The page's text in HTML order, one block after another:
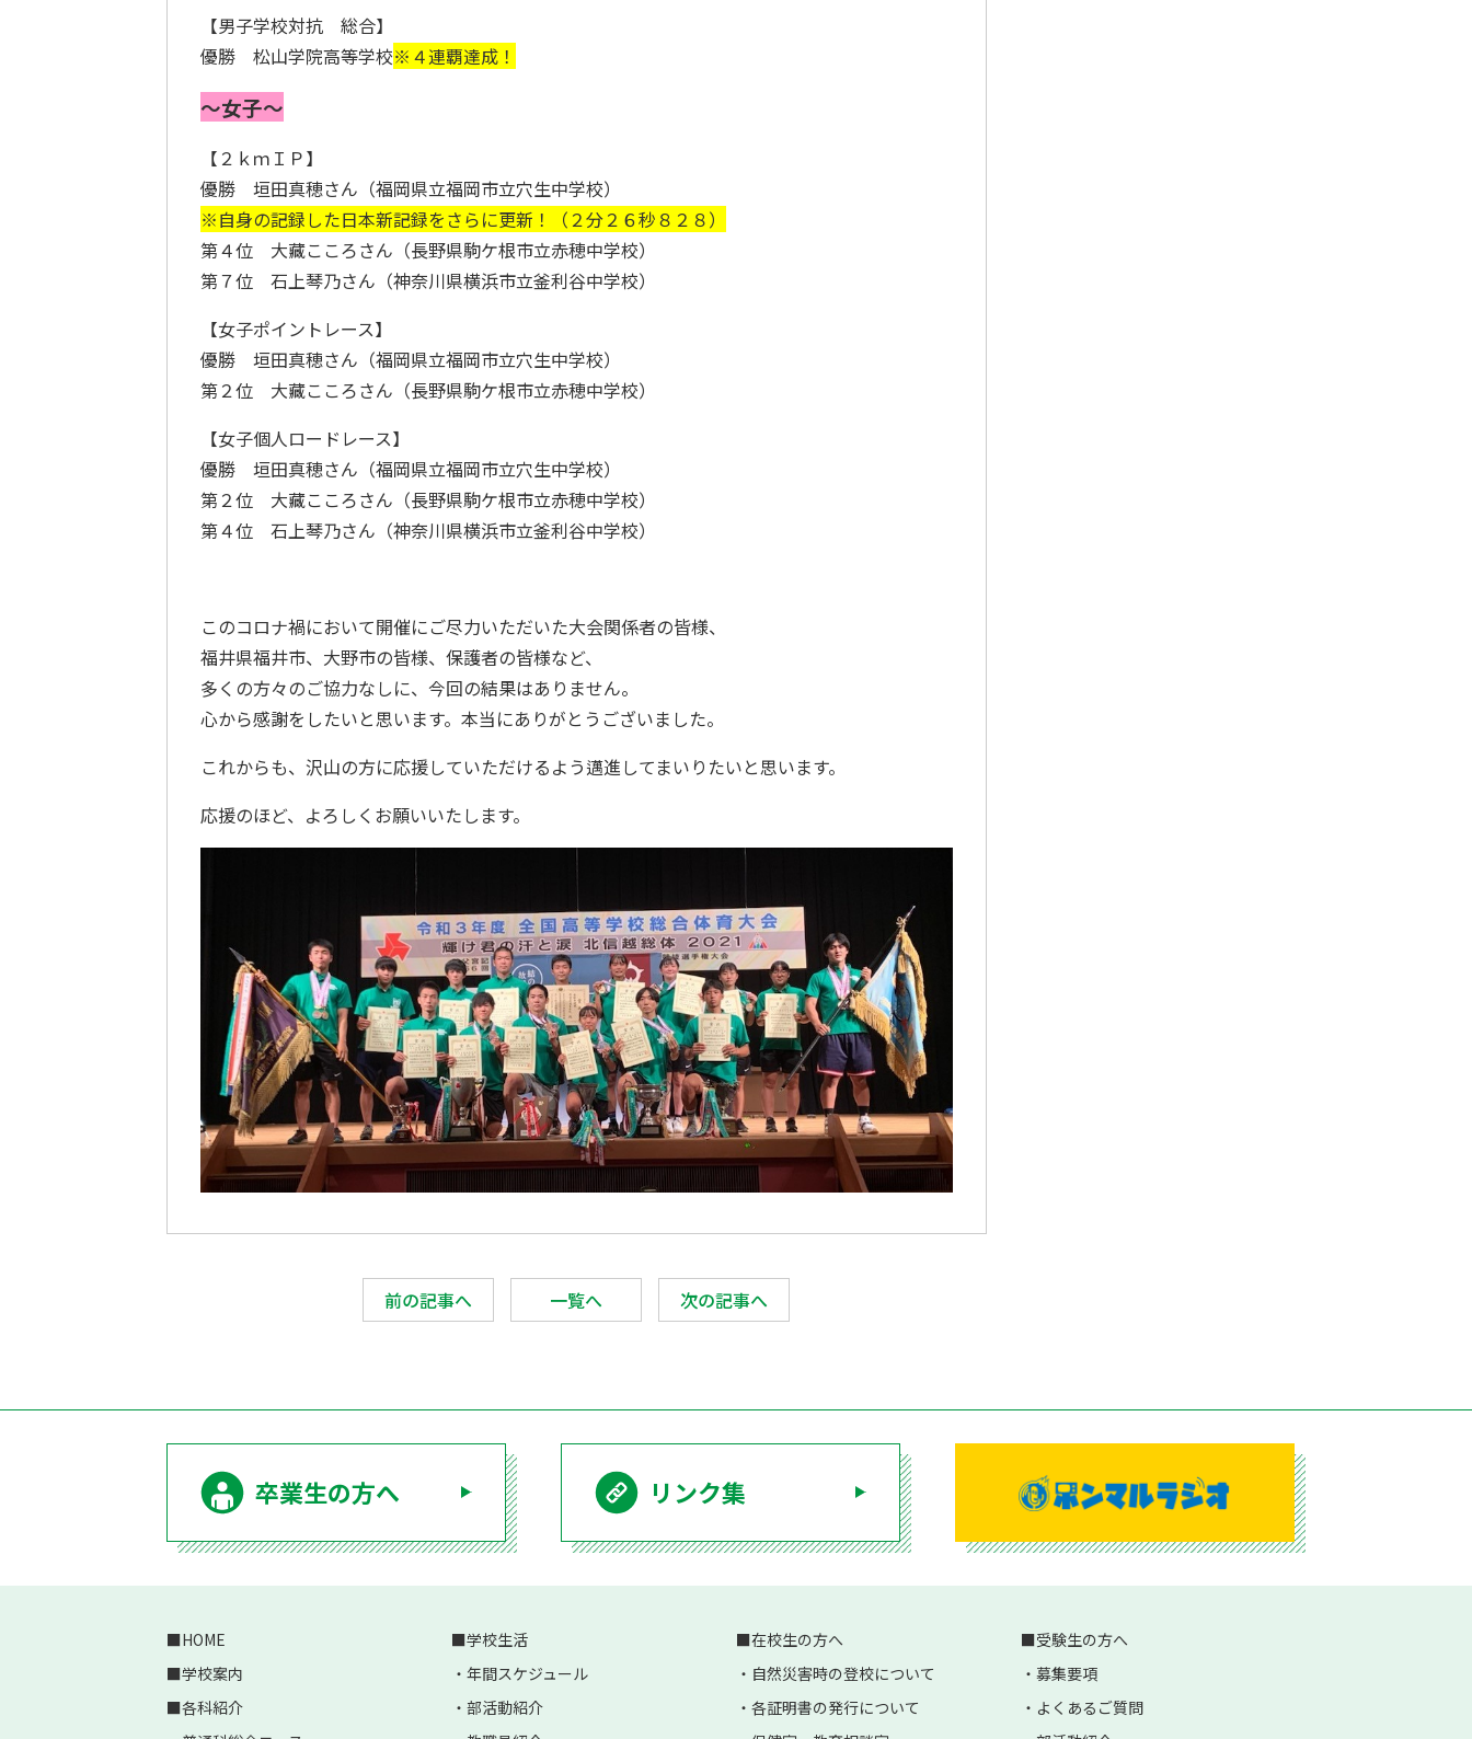
【男子学校対抗 総合】
優勝 松山学院高等学校※４連覇達成！
～女子～
【２ｋｍＩＰ】
優勝 垣田真穂さん（福岡県立福岡市立穴生中学校）
※自身の記録した日本新記録をさらに更新！（２分２６秒８２８）
第４位 大藏こころさん（長野県駒ケ根市立赤穂中学校）
第７位 石上琴乃さん（神奈川県横浜市立釜利谷中学校）
【女子ポイントレース】
優勝 垣田真穂さん（福岡県立福岡市立穴生中学校）
第２位 大藏こころさん（長野県駒ケ根市立赤穂中学校）
【女子個人ロードレース】
優勝 垣田真穂さん（福岡県立福岡市立穴生中学校）
第２位 大藏こころさん（長野県駒ケ根市立赤穂中学校）
第４位 石上琴乃さん（神奈川県横浜市立釜利谷中学校）
このコロナ禍において開催にご尽力いただいた大会関係者の皆様、
福井県福井市、大野市の皆様、保護者の皆様など、
多くの方々のご協力なしに、今回の結果はありません。
心から感謝をしたいと思います。本当にありがとうございました。
これからも、沢山の方に応援していただけるよう邁進してまいりたいと思います。
応援のほど、よろしくお願いいたします。
前の記事へ 一覧へ 次の記事へ
卒業生の方へ リンク集
HOME
学校案内
各科紹介
学校生活
年間スケジュール
部活動紹介
在校生の方へ
自然災害時の登校について
各証明書の発行について
受験生の方へ
募集要項
よくあるご質問